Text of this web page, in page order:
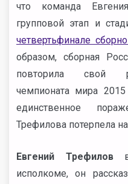
что команда
групповой этап и
четвертьфинале
образом, сборная
повторила свой
чемпионата мира
единственное
Трефилова потерпела
Евгений Трефилов
исполкоме, он